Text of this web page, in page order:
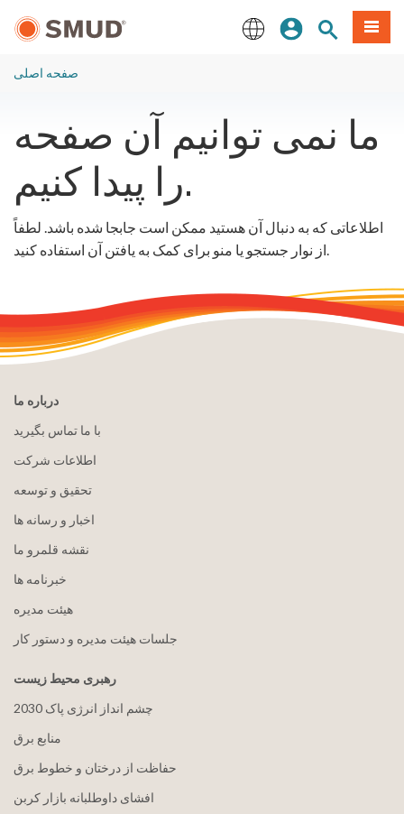
اصلی
ورودسایتمنو
صفحه اصلی
ما نمی توانیم آن صفحه
را پیدا کنیم.
اطلاعاتی که به دنبال آن هستید ممکن است جابجا شده باشد. لطفاً
از نوار جستجو یا منو برای کمک به یافتن آن استفاده کنید.
درباره ما
با ما تماس بگیرید
اطلاعات شرکت
تحقیق و توسعه
اخبار و رسانه ها
نقشه قلمرو ما
خبرنامه ها
هيئت مدیره
جلسات هیئت مدیره و دستور کار
رهبری محیط زیست
2030 چشم انداز انرژی پاک
منابع برق
حفاظت از درختان و خطوط برق
افشای داوطلبانه بازار کربن